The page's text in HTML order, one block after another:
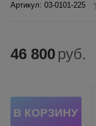
Артикул: 03-0101-225
46 800 руб.